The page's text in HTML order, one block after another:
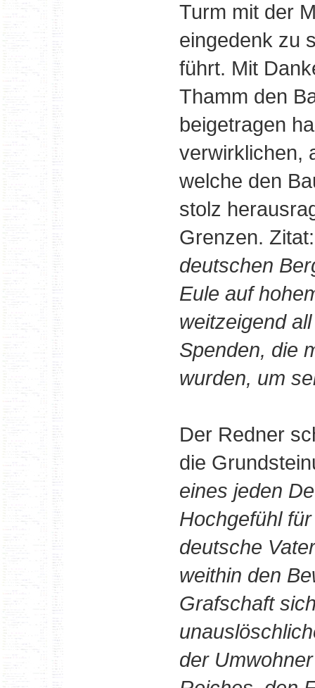
Turm mit der
eingedenk zu
führt. Mit
Thamm den
beigetragen
verwirklichen,
welche den
stolz
Grenzen.
deutschen
Eule auf
weitzeigend
Spenden, die
wurden, um
Der Redner
die
eines jeden
Hochgefühl
deutsche
weithin den
Grafschaft
der